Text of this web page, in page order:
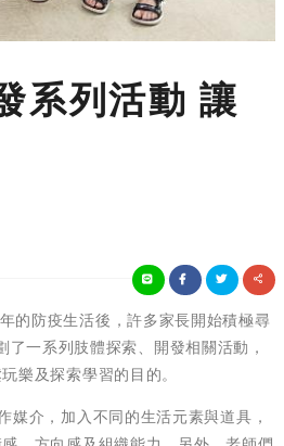
系列活動 讓
的防疫生活後，許多家長開始積極尋
一系列肢體探索、開發相關活動，
樂及探索學習的目的。
介，加入不同的生活元素與道具，